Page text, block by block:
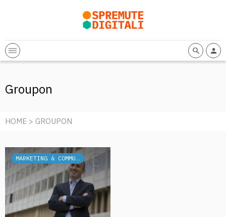
Groupon
HOME > GROUPON
MARKETING & COMMUNICATION